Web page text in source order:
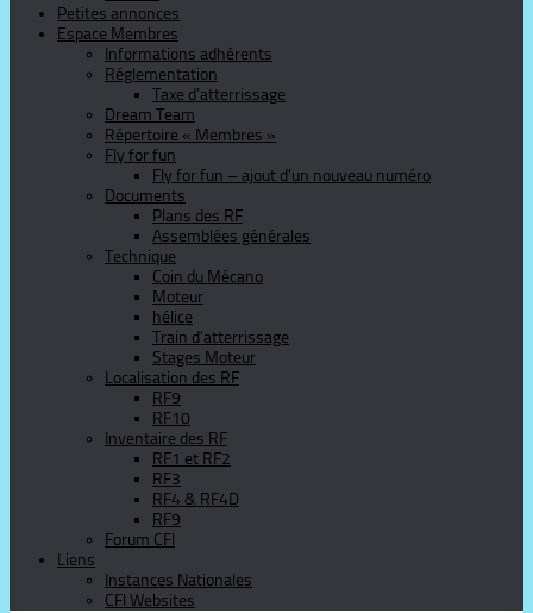
Petites annonces
Espace Membres
Informations adhérents
Réglementation
Taxe d’atterrissage
Dream Team
Répertoire « Membres »
Fly for fun
Fly for fun – ajout d’un nouveau numéro
Documents
Plans des RF
Assemblées générales
Technique
Coin du Mécano
Moteur
hélice
Train d’atterrissage
Stages Moteur
Localisation des RF
RF9
RF10
Inventaire des RF
RF1 et RF2
RF3
RF4 & RF4D
RF9
Forum CFI
Liens
Instances Nationales
CFI Websites